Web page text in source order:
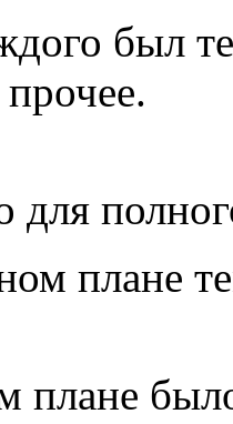
был
плане
плане